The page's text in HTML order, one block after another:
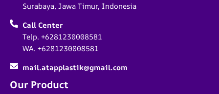
Our Product
Surabaya, Jawa Timur, Indonesia
Call Center
Telp. +6281230008581
WA. +6281230008581
mail.atapplastik@gmail.com